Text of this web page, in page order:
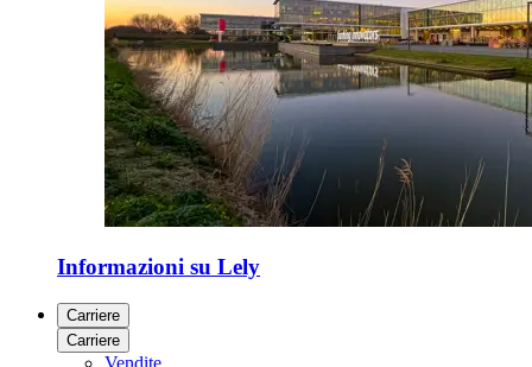
Informazioni su Lely
Carriere
Carriere
Vendite